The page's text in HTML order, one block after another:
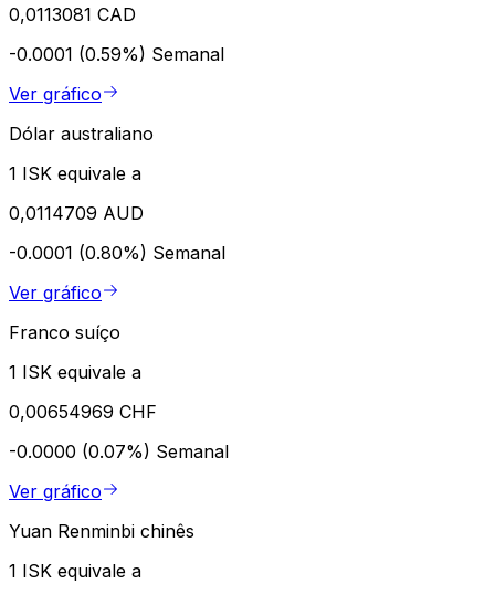
0,0113081 CAD
-0.0001 (0.59%) Semanal
Ver gráfico
Dólar australiano
1 ISK equivale a
0,0114709 AUD
-0.0001 (0.80%) Semanal
Ver gráfico
Franco suíço
1 ISK equivale a
0,00654969 CHF
-0.0000 (0.07%) Semanal
Ver gráfico
Yuan Renminbi chinês
1 ISK equivale a